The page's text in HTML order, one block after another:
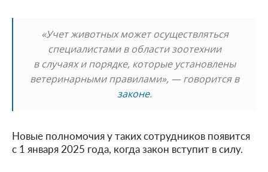
«Учет животных может осуществляться
специалистами в области зоотехнии
в случаях и порядке, которые установлены
ветеринарными правилами», — говорится в
законе.
Новые полномочия у таких сотрудников появится
с 1 января 2025 года, когда закон вступит в силу.